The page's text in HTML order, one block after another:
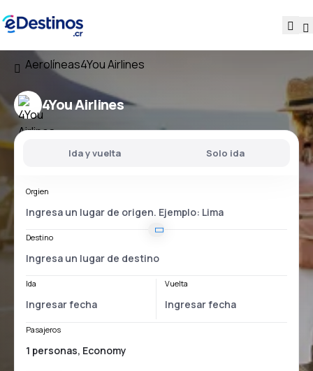
Aerolíneas4You Airlines
4You Airlines
Ida y vuelta Solo ida
Orgien
Destino
Ida Vuelta
Pasajeros